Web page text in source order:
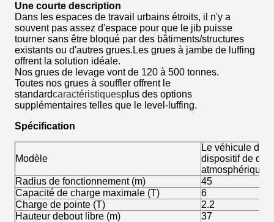
Une courte description
Dans les espaces de travail urbains étroits, il n'y a
souvent pas assez d'espace pour que le jib puisse
tourner sans être bloqué par des bâtiments/structures
existants ou d'autres grues.Les grues à jambe de luffing
offrent la solution idéale.
Nos grues de levage vont de 120 à 500 tonnes.
Toutes nos grues à souffler offrent le
standardcaractéristiquesplus des options
supplémentaires telles que le level-luffing.
Spécification
Modèle
Le véhicule doit
dispositif de
atmosphérique.
Radius de fonctionnement (m)
45
Capacité de charge maximale (T)
6
Charge de pointe (T)
2.2
Hauteur debout libre (m)
37